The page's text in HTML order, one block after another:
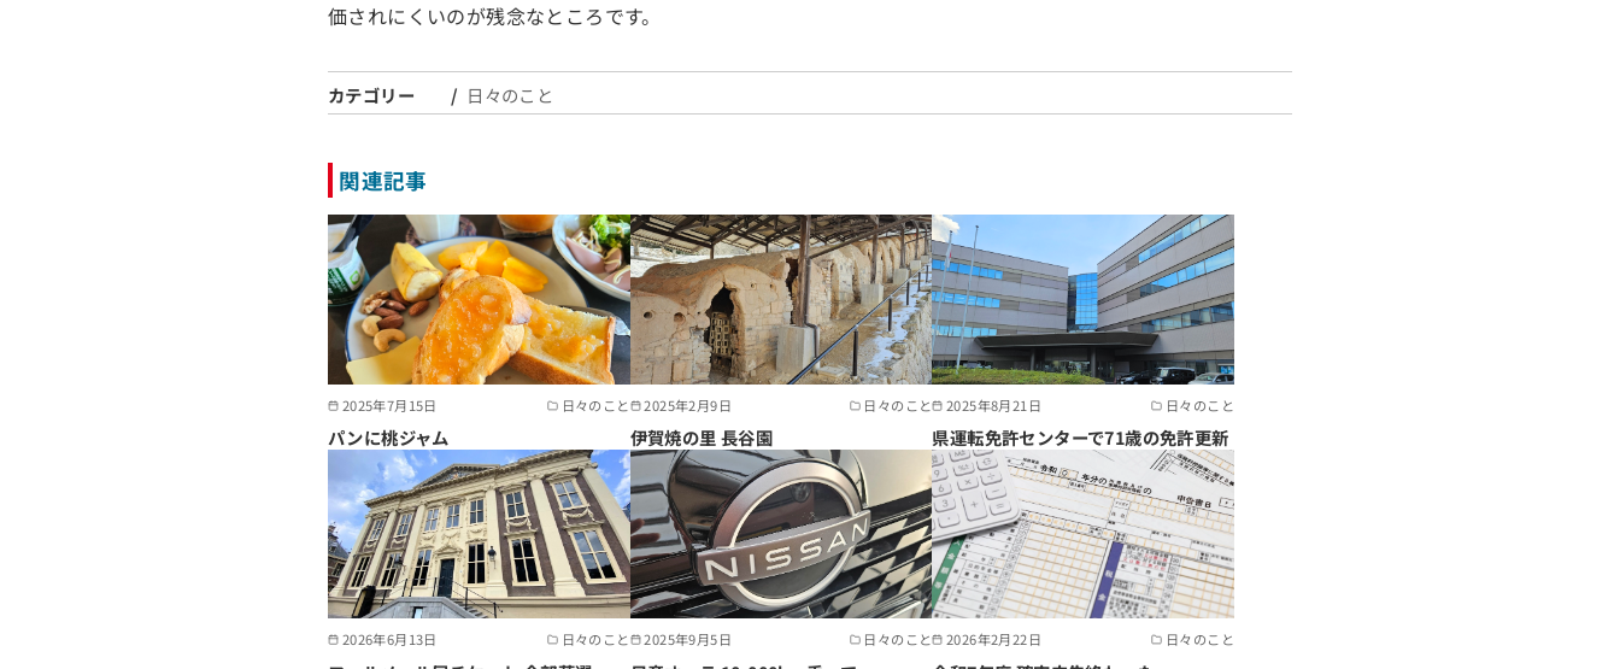
価されにくいのが残念なところです。
カテゴリー 日々のこと
関連記事
2025年7月15日 日々のこと
パンに桃ジャム
2025年2月9日 日々のこと
伊賀焼の里 長谷園
2025年8月21日 日々のこと
県運転免許センターで71歳の免許更新
2026年6月13日 日々のこと 2025年9月5日 日々のこと 2026年2月22日 日々のこと